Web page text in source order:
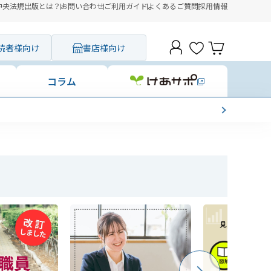
央法規出版とは？お問い合わせご利用ガイドよくあるご質問採用情報
者様向け 書店様向け
コラム